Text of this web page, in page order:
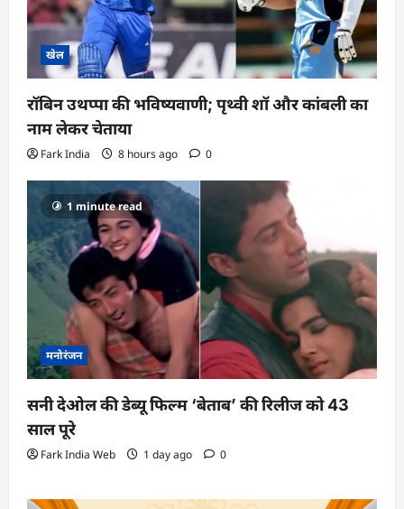
खेल
रॉबिन उथप्पा की भविष्यवाणी; पृथ्वी शॉ और कांबली का
नाम लेकर चेताया
Fark India 8 hours ago 0
1 minute read
मनोरंजन
सनी देओल की डेब्यू फिल्म ‘बेताब’ की रिलीज को 43
साल पूरे
Fark India Web 1 day ago 0